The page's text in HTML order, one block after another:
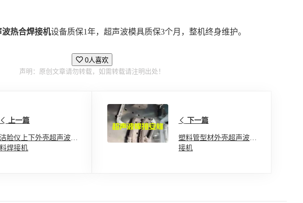
热合焊接机设备质保1年，超声波模具质保3个月，整机终身维护。
0人喜欢
声明：原创文章请勿转载，如需转载请注明出处！
上一篇
洁脸仪上下外壳超声波塑
料焊接机
下一篇
塑料管型材外壳超声波焊
接机